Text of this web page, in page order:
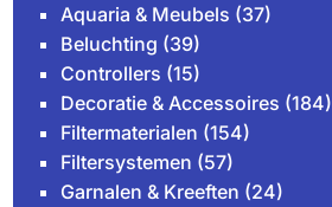
Aquaria & Meubels (37)
Beluchting (39)
Controllers (15)
Decoratie & Accessoires (184)
Filtermaterialen (154)
Filtersystemen (57)
Garnalen & Kreeften (24)